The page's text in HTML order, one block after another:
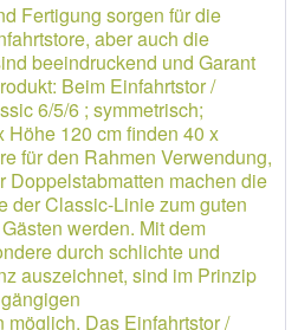
Fertigung sorgen für die
aber auch die
beeindruckend und Garant
Beim Einfahrtstor /
6/5/6 ; symmetrisch;
Höhe 120 cm finden 40 x
für den Rahmen Verwendung,
Doppelstabmatten machen die
der Classic-Linie zum guten
werden. Mit dem
durch schlichte und
auszeichnet, sind im Prinzip
Das Einfahrtstor /